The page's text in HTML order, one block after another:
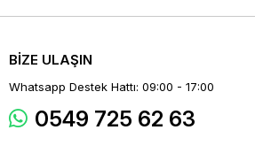
BİZE ULAŞIN
Whatsapp Destek Hattı: 09:00 - 17:00
0549 725 62 63